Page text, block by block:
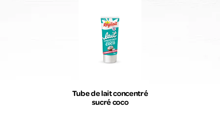
Tube de lait concentré
sucré coco